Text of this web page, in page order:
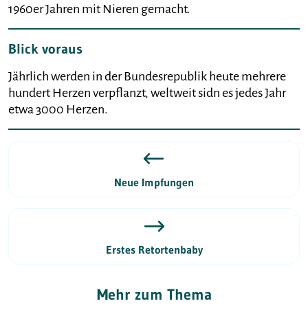
1960er Jahren mit Nieren gemacht.
Blick voraus
Jährlich werden in der Bundesrepublik heute mehrere
hundert Herzen verpflanzt, weltweit sidn es jedes Jahr
etwa 3000 Herzen.
Neue Impfungen
Erstes Retortenbaby
Mehr zum Thema